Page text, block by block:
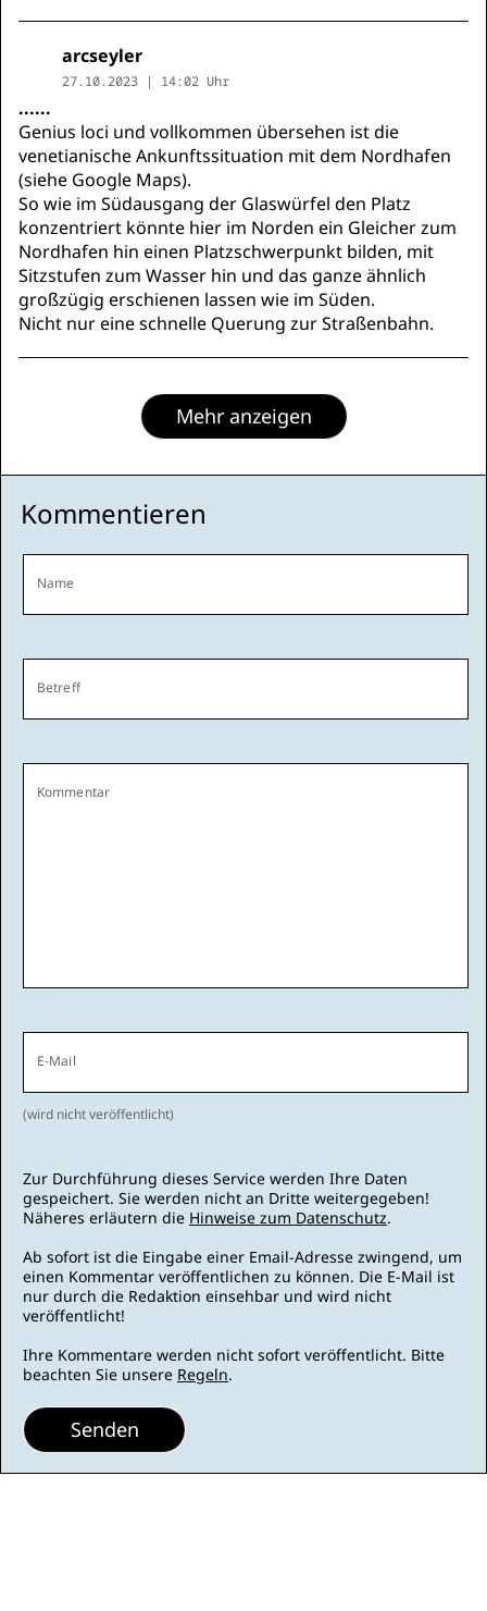
arcseyler
27.10.2023 | 14:02 Uhr
......
Genius loci und vollkommen übersehen ist die
venetianische Ankunftssituation mit dem Nordhafen
(siehe Google Maps).
So wie im Südausgang der Glaswürfel den Platz
konzentriert könnte hier im Norden ein Gleicher zum
Nordhafen hin einen Platzschwerpunkt bilden, mit
Sitzstufen zum Wasser hin und das ganze ähnlich
großzügig erschienen lassen wie im Süden.
Nicht nur eine schnelle Querung zur Straßenbahn.
Mehr anzeigen
Kommentieren
Name
Betreff
Kommentar
E-Mail
(wird nicht veröffentlicht)
Zur Durchführung dieses Service werden Ihre Daten
gespeichert. Sie werden nicht an Dritte weitergegeben!
Näheres erläutern die Hinweise zum Datenschutz.
Ab sofort ist die Eingabe einer Email-Adresse zwingend, um
einen Kommentar veröffentlichen zu können. Die E-Mail ist
nur durch die Redaktion einsehbar und wird nicht
veröffentlicht!
Ihre Kommentare werden nicht sofort veröffentlicht. Bitte
beachten Sie unsere Regeln.
Senden